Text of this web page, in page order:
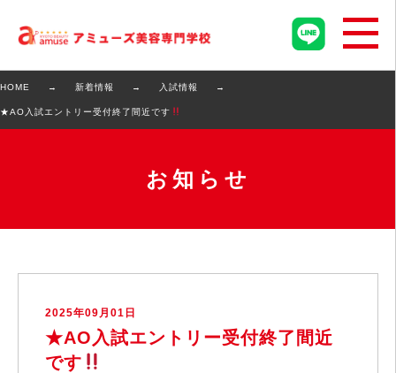
HOME 新着情報 入試情報
★AO入試エントリー受付終了間近です
お知らせ
2025年09月01日
★AO入試エントリー受付終了間近
です